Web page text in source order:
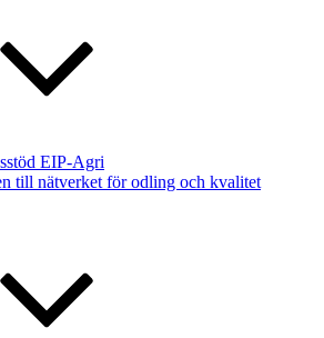
EIP-Agri
till nätverket för odling och kvalitet